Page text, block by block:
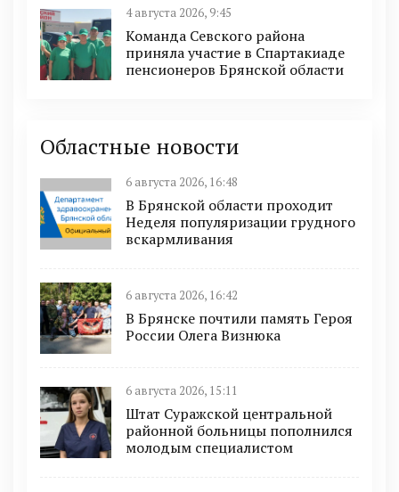
4 августа 2026, 9:45
Команда Севского района
приняла участие в Спартакиаде
пенсионеров Брянской области
Областные новости
6 августа 2026, 16:48
В Брянской области проходит
Неделя популяризации грудного
вскармливания
6 августа 2026, 16:42
В Брянске почтили память Героя
России Олега Визнюка
6 августа 2026, 15:11
Штат Суражской центральной
районной больницы пополнился
молодым специалистом